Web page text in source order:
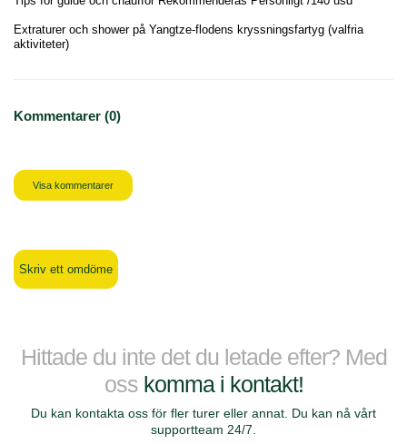
Extraturer och shower på Yangtze-flodens kryssningsfartyg (valfria
aktiviteter)
Kommentarer (0)
Visa kommentarer
Skriv ett omdöme
Hittade du inte det du letade efter? Med
oss komma i kontakt!
Du kan kontakta oss för fler turer eller annat. Du kan nå vårt
supportteam 24/7.